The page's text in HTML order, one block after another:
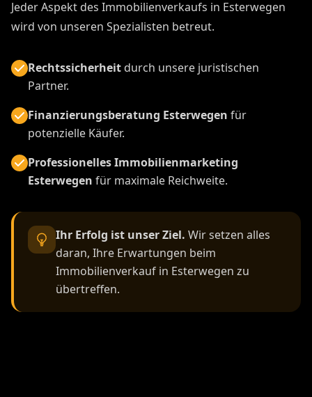
Jeder Aspekt des Immobilienverkaufs in Esterwegen
wird von unseren Spezialisten betreut.
Rechtssicherheitdurch unsere juristischen
Partner.
Finanzierungsberatung Esterwegen für
potenzielle Käufer.
Professionelles Immobilienmarketing
Esterwegen für maximale Reichweite.
Ihr Erfolg ist unser Ziel. Wir setzen alles
daran, Ihre Erwartungen beim
Immobilienverkauf in Esterwegen zu
übertreffen.